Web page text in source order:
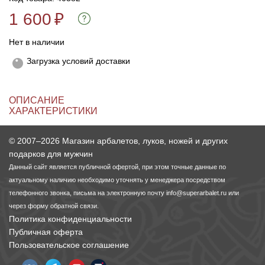
1 600₽
Нет в наличии
Загрузка условий доставки
ОПИСАНИЕ
ХАРАКТЕРИСТИКИ
© 2007–2026 Магазин арбалетов, луков, ножей и других
подарков для мужчин
Данный сайт является публичной офертой, при этом точные данные по
актуальному наличию необходимо уточнять у менеджера посредством
телефонного звонка, письма на электронную почту info@superarbalet.ru или
через форму обратной связи.
Политика конфиденциальности
Публичная оферта
Пользовательское соглашение
Линейки для настройки лука
Полочки для лука
Охотничьи ножи
Ножи складные